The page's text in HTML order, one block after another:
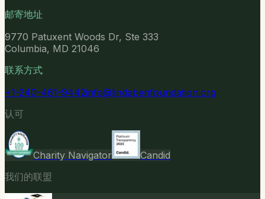
邮寄地址
9770 Patuxent Woods Dr, Ste 333
Columbia, MD 21046
联系方式
+1-240-461-9442info@lindabenfoundation.org
认可
Charity Navigator
Candid
我们的联盟